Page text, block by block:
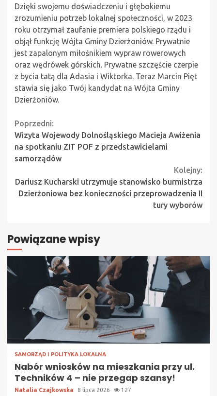
Dzięki swojemu doświadczeniu i głębokiemu
zrozumieniu potrzeb lokalnej społeczności, w 2023
roku otrzymał zaufanie premiera polskiego rządu i
objął funkcję Wójta Gminy Dzierżoniów. Prywatnie
jest zapalonym miłośnikiem wypraw rowerowych
oraz wędrówek górskich. Prywatne szczęście czerpie
z bycia tatą dla Adasia i Wiktorka. Teraz Marcin Pięt
stawia się jako Twój kandydat na Wójta Gminy
Dzierżoniów.
Continue
Reading
Poprzedni:
Wizyta Wojewody Dolnośląskiego Macieja Awiżenia
na spotkaniu ZIT POF z przedstawicielami
samorządów
Kolejny:
Dariusz Kucharski utrzymuje stanowisko burmistrza
Dzierżoniowa bez konieczności przeprowadzenia II
tury wyborów
Powiązane wpisy
SAMORZĄD I POLITYKA LOKALNA
Nabór wniosków na mieszkania przy ul.
Techników 4 – nie przegap szansy!
Natalia Czajkowska 8 lipca 2026 127